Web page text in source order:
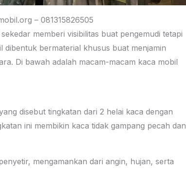
– 081315826505
memberi visibilitas buat pengemudi tetapi
bermaterial khusus buat menjamin
Di bawah adalah macam-macam kaca mobil
disebut tingkatan dari 2 helai kaca dengan
ini membikin kaca tidak gampang pecah dan
mengamankan dari angin, hujan, serta